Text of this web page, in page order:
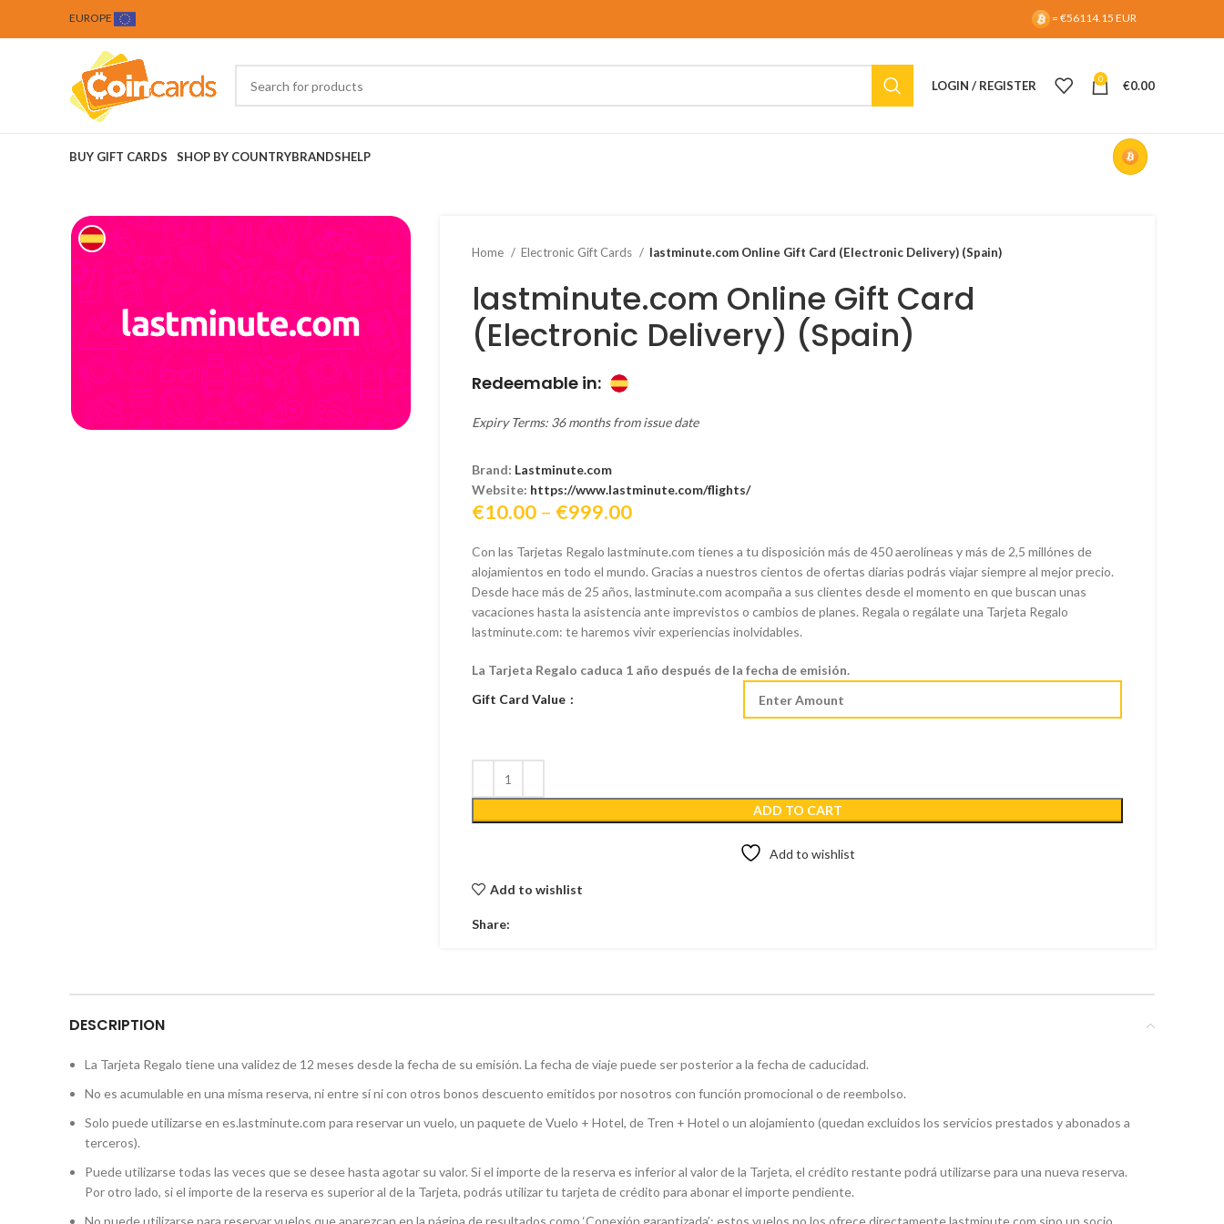
EUROPE = €56114.15 EUR
LOGIN / REGISTER 0 €0.00
BUY GIFT CARDS SHOP BY COUNTRYBRANDSHELP
Home Electronic Gift Cards lastminute.com Online Gift Card (Electronic Delivery) (Spain)
lastminute.com Online Gift Card
(Electronic Delivery) (Spain)
Redeemable in:
Expiry Terms: 36 months from issue date
Brand: Lastminute.com
Website: https://www.lastminute.com/flights/
€10.00 – €999.00Price
€10.00
through
€999.00
Con las Tarjetas Regalo lastminute.com tienes a tu disposición más de 450 aerolíneas y más de 2,5 millónes de
alojamientos en todo el mundo. Gracias a nuestros cientos de ofertas diarias podrás viajar siempre al mejor precio.
Desde hace más de 25 años, lastminute.com acompaña a sus clientes desde el momento en que buscan unas
vacaciones hasta la asistencia ante imprevistos o cambios de planes. Regala o regálate una Tarjeta Regalo
lastminute.com: te haremos vivir experiencias inolvidables.
La Tarjeta Regalo caduca 1 año después de la fecha de emisión.
Gift Card Value
ADD TO CART
Add to wishlist
Add to wishlist
Share:
DESCRIPTION
La Tarjeta Regalo tiene una validez de 12 meses desde la fecha de su emisión. La fecha de viaje puede ser posterior a la fecha de caducidad.
No es acumulable en una misma reserva, ni entre sí ni con otros bonos descuento emitidos por nosotros con función promocional o de reembolso.
Solo puede utilizarse en es.lastminute.com para reservar un vuelo, un paquete de Vuelo + Hotel, de Tren + Hotel o un alojamiento (quedan excluidos los servicios prestados y abonados a
terceros).
Puede utilizarse todas las veces que se desee hasta agotar su valor. Si el importe de la reserva es inferior al valor de la Tarjeta, el crédito restante podrá utilizarse para una nueva reserva.
Por otro lado, si el importe de la reserva es superior al de la Tarjeta, podrás utilizar tu tarjeta de crédito para abonar el importe pendiente.
No puede utilizarse para reservar vuelos que aparezcan en la página de resultados como ‘Conexión garantizada’: estos vuelos no los ofrece directamente lastminute.com sino un socio